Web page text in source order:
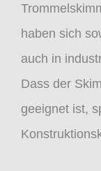
haben sich
auch in
Dass der
geeignet ist,